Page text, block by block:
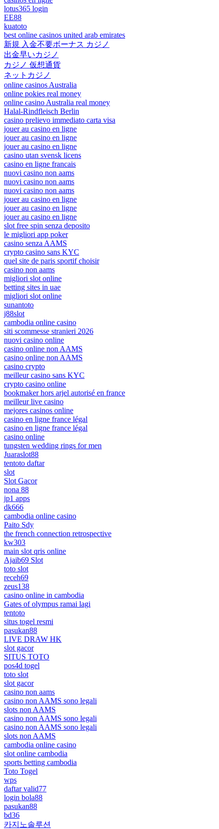
lotus365 login
EE88
kuatoto
best online casinos united arab emirates
新規 入金不要ボーナス カジノ
出金早いカジノ
カジノ 仮想通貨
ネットカジノ
online casinos Australia
online pokies real money
online casino Australia real money
Halal-Rindfleisch Berlin
casino prelievo immediato carta visa
jouer au casino en ligne
jouer au casino en ligne
jouer au casino en ligne
casino utan svensk licens
casino en ligne francais
nuovi casino non aams
nuovi casino non aams
nuovi casino non aams
jouer au casino en ligne
jouer au casino en ligne
jouer au casino en ligne
slot free spin senza deposito
le migliori app poker
casino senza AAMS
crypto casino sans KYC
quel site de paris sportif choisir
casino non aams
migliori slot online
betting sites in uae
migliori slot online
sunantoto
j88slot
cambodia online casino
siti scommesse stranieri 2026
nuovi casino online
casino online non AAMS
casino online non AAMS
casino crypto
meilleur casino sans KYC
crypto casino online
bookmaker hors arjel autorisé en france
meilleur live casino
mejores casinos online
casino en ligne france légal
casino en ligne france légal
casino online
tungsten wedding rings for men
Juaraslot88
tentoto daftar
slot
Slot Gacor
nona 88
jp1 apps
dk666
cambodia online casino
Paito Sdy
the french connection retrospective
kw303
main slot qris online
Ajaib69 Slot
toto slot
receh69
zeus138
casino online in cambodia
Gates of olympus ramai lagi
tentoto
situs togel resmi
pasukan88
LIVE DRAW HK
slot gacor
SITUS TOTO
pos4d togel
toto slot
slot gacor
casino non aams
casino non AAMS sono legali
slots non AAMS
casino non AAMS sono legali
casino non AAMS sono legali
slots non AAMS
cambodia online casino
slot online cambodia
sports betting cambodia
Toto Togel
wps
daftar valid77
login bola88
pasukan88
bd36
카지노솔루션